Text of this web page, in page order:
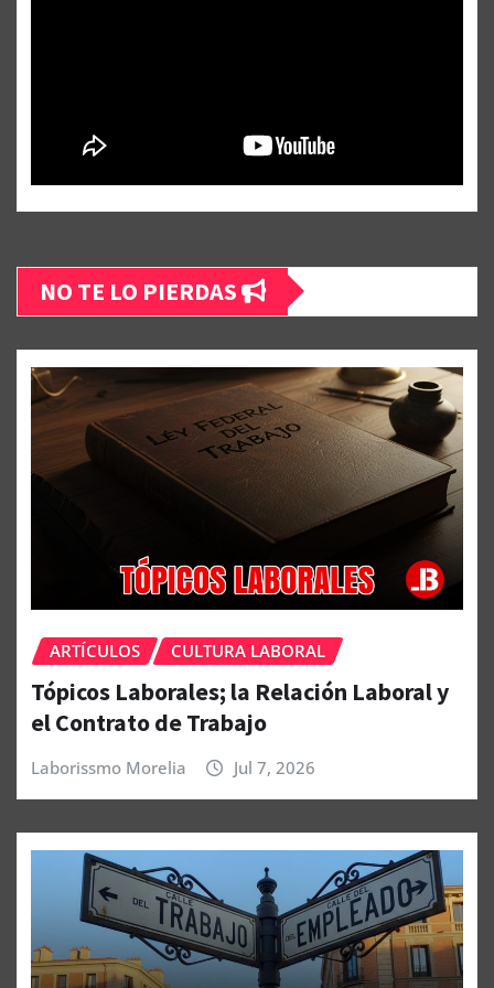
NO TE LO PIERDAS
ARTÍCULOS CULTURA LABORAL
Tópicos Laborales; la Relación Laboral y
el Contrato de Trabajo
Laborissmo Morelia Jul 7, 2026